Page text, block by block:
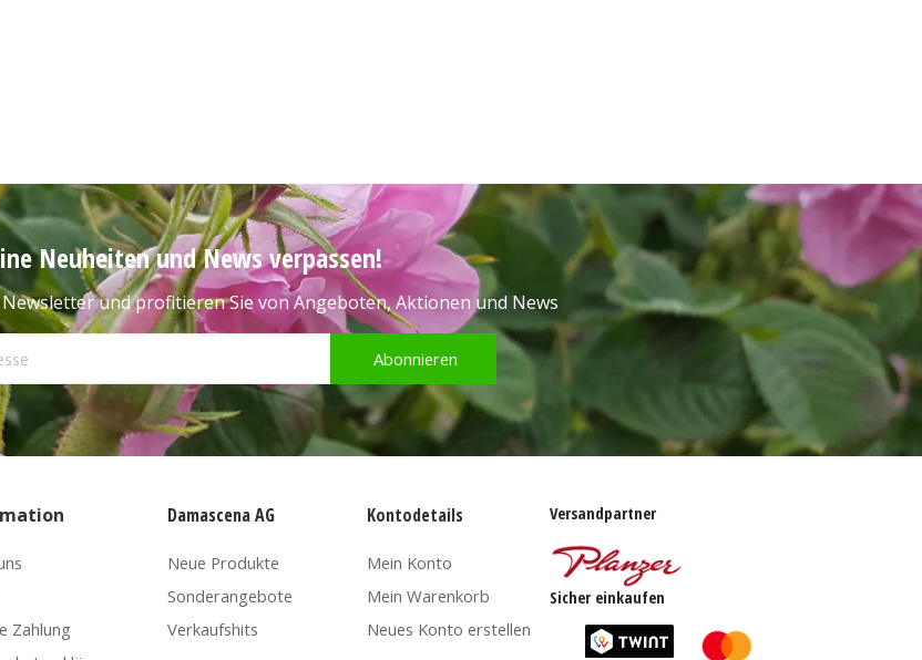
Neuheiten und News verpassen!
und profitieren Sie von Angeboten, Aktionen und News
Abonnieren
Zahlung
Damascena AG
Neue Produkte
Sonderangebote
Verkaufshits
Kontodetails
Mein Konto
Mein Warenkorb
Neues Konto erstellen
Versandpartner
Sicher einkaufen